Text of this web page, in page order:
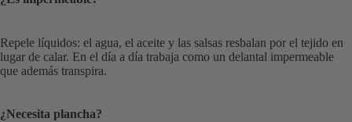
Repele líquidos: el agua, el aceite y las salsas resbalan por el tejido en
lugar de calar. En el día a día trabaja como un delantal impermeable
que además transpira.
¿Necesita plancha?